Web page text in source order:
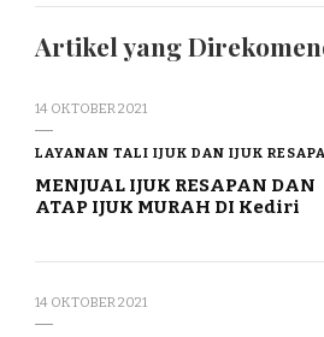
Artikel yang
14 OKTOBER 2021
LAYANAN TALI IJUK DAN IJUK
MENJUAL IJUK RESAPAN DAN
ATAP IJUK MURAH DI Kediri
14 OKTOBER 2021